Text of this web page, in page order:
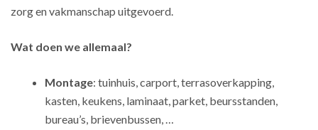
zorg en vakmanschap uitgevoerd.
Wat doen we allemaal?
Montage: tuinhuis, carport, terrasoverkapping,
kasten, keukens, laminaat, parket, beursstanden,
bureau’s, brievenbussen, …